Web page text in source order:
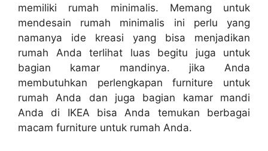
memiliki rumah minimalis. Memang untuk
mendesain rumah minimalis ini perlu yang
namanya ide kreasi yang bisa menjadikan
rumah Anda terlihat luas begitu juga untuk
bagian kamar mandinya. jika Anda
membutuhkan perlengkapan furniture untuk
rumah Anda dan juga bagian kamar mandi
Anda di IKEA bisa Anda temukan berbagai
macam furniture untuk rumah Anda.